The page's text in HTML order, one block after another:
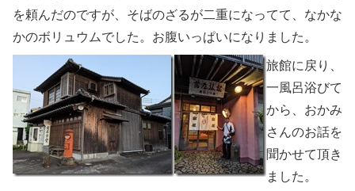
を頼んだのですが、そばのざるが二重になってて、なかな
かのボリュウムでした。お腹いっぱいになりました。
旅館に戻り、
一風呂浴びて
から、おかみ
さんのお話を
聞かせて頂き
ました。